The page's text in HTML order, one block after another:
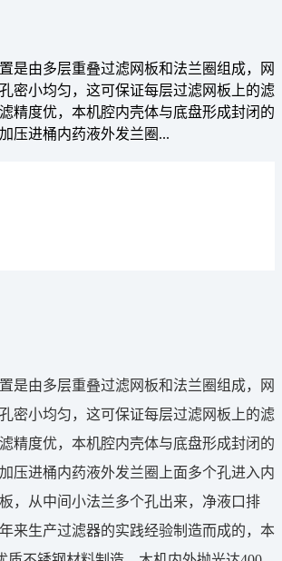
是由多层重叠过滤网板和法兰圈组成，网
密小均匀，这可保证每层过滤网板上的滤
精度优，本机腔内壳体与底盘形成封闭的
压进桶内药液外发兰圈...
是由多层重叠过滤网板和法兰圈组成，网
密小均匀，这可保证每层过滤网板上的滤
精度优，本机腔内壳体与底盘形成封闭的
压进桶内药液外发兰圈上面多个孔进入内
，从中间小法兰多个孔出来，净液口排
来生产过滤器的实践经验制造而成的，本